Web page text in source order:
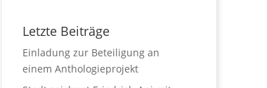
Letzte Beiträge
Einladung zur Beteiligung an
einem Anthologieprojekt